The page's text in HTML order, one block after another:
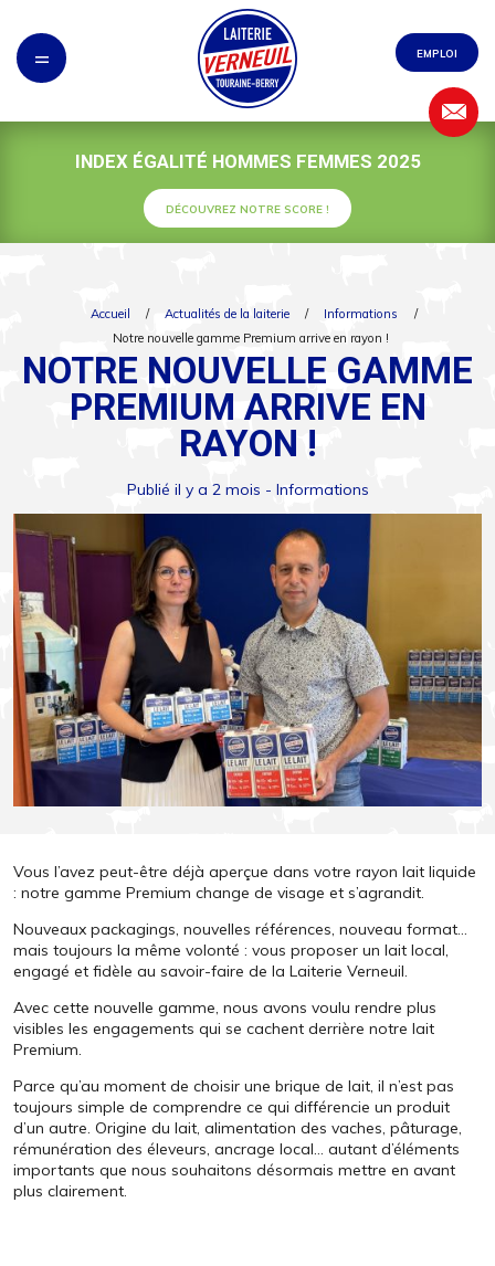
= EMPLOI
INDEX ÉGALITÉ HOMMES FEMMES 2025
DÉCOUVREZ NOTRE SCORE !
Accueil / Actualités de la laiterie / Informations
/
Notre nouvelle gamme Premium arrive en rayon !
NOTRE NOUVELLE GAMME
PREMIUM ARRIVE EN
RAYON !
Publié il y a 2 mois - Informations
Vous l’avez peut-être déjà aperçue dans votre rayon lait liquide
: notre gamme Premium change de visage et s’agrandit.
Nouveaux packagings, nouvelles références, nouveau format…
mais toujours la même volonté : vous proposer un lait local,
engagé et fidèle au savoir-faire de la Laiterie Verneuil.
Avec cette nouvelle gamme, nous avons voulu rendre plus
visibles les engagements qui se cachent derrière notre lait
Premium.
Parce qu’au moment de choisir une brique de lait, il n’est pas
toujours simple de comprendre ce qui différencie un produit
d’un autre. Origine du lait, alimentation des vaches, pâturage,
rémunération des éleveurs, ancrage local… autant d’éléments
importants que nous souhaitons désormais mettre en avant
plus clairement.
Panneau de gestion des cookies